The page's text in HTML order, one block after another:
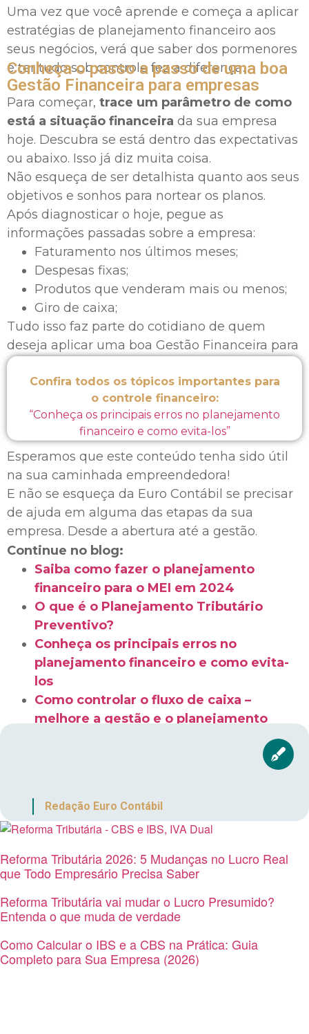
Uma vez que você aprende e começa a aplicar
estratégias de planejamento financeiro aos
seus negócios, verá que saber dos pormenores
e ter tudo sob controle fez a diferença.
Conheça o passo a passo de uma boa
Gestão Financeira para empresas
Para começar, trace um parâmetro de como
está a situação financeira da sua empresa
hoje. Descubra se está dentro das expectativas
ou abaixo. Isso já diz muita coisa.
Não esqueça de ser detalhista quanto aos seus
objetivos e sonhos para nortear os planos.
Após diagnosticar o hoje, pegue as
informações passadas sobre a empresa:
Faturamento nos últimos meses;
Despesas fixas;
Produtos que venderam mais ou menos;
Giro de caixa;
Tudo isso faz parte do cotidiano de quem
deseja aplicar uma boa Gestão Financeira para
empresas.
Confira todos os tópicos importantes para
o controle financeiro:
“Conheça os principais erros no planejamento
financeiro e como evita-los”
Esperamos que este conteúdo tenha sido útil
na sua caminhada empreendedora!
E não se esqueça da Euro Contábil se precisar
de ajuda em alguma das etapas da sua
empresa. Desde a abertura até a gestão.
Continue no blog:
Saiba como fazer o planejamento
financeiro para o MEI em 2024
O que é o Planejamento Tributário
Preventivo?
Conheça os principais erros no
planejamento financeiro e como evita-
los
Como controlar o fluxo de caixa –
melhore a gestão e o planejamento
Redação Euro Contábil
Reforma Tributária 2026: 5 Mudanças no Lucro Real
que Todo Empresário Precisa Saber
Reforma Tributária vai mudar o Lucro Presumido?
Entenda o que muda de verdade
Como Calcular o IBS e a CBS na Prática: Guia
Completo para Sua Empresa (2026)